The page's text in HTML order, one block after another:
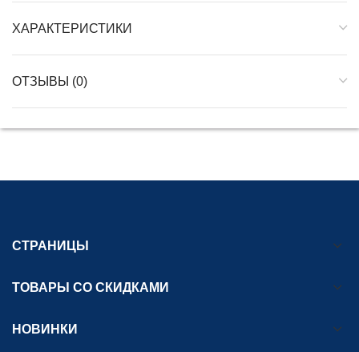
ХАРАКТЕРИСТИКИ
ОТЗЫВЫ (0)
СТРАНИЦЫ
ТОВАРЫ СО СКИДКАМИ
НОВИНКИ